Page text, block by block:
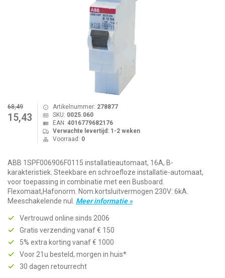
68,49
15,43
Artikelnummer: 278877
SKU: 0025.060
EAN: 4016779682176
Verwachte levertijd: 1-2 weken
Voorraad: 0
ABB 1SPF006906F0115 installatieautomaat, 16A, B-
karakteristiek. Steekbare en schroefloze installatie-automaat,
voor toepassing in combinatie met een Busboard.
Flexomaat,Hafonorm. Nom.kortsluitvermogen 230V: 6kA.
Meeschakelende nul. Meer informatie »
Vertrouwd online sinds 2006
Gratis verzending vanaf € 150
5% extra korting vanaf € 1000
Voor 21u besteld, morgen in huis*
30 dagen retourrecht